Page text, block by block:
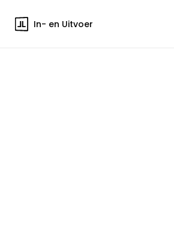
In- en Uitvoer